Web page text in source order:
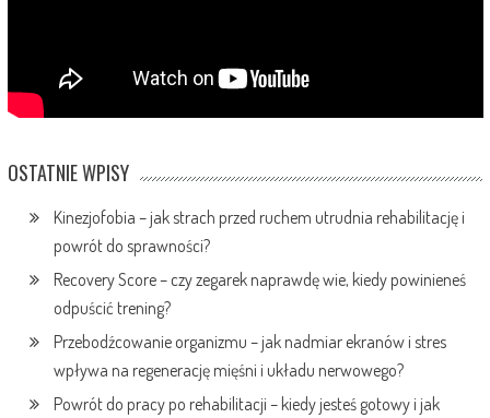
OSTATNIE WPISY
Kinezjofobia – jak strach przed ruchem utrudnia rehabilitację i
powrót do sprawności?
Recovery Score – czy zegarek naprawdę wie, kiedy powinieneś
odpuścić trening?
Przebodźcowanie organizmu – jak nadmiar ekranów i stres
wpływa na regenerację mięśni i układu nerwowego?
Powrót do pracy po rehabilitacji – kiedy jesteś gotowy i jak